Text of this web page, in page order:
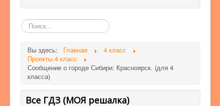
Поиск
по
Вы здесь:
Главная
4 класс
Проекты 4 класс
Сообщение о городе Сибири: Красноярск. (для 4
класса)
Все ГДЗ (МОЯ решалка)